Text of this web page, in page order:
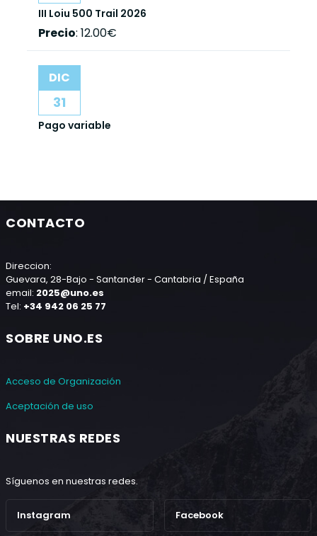
III Loiu 500 Trail 2026
Precio: 12.00€
DIC
31
Pago variable
CONTACTO
Direccion:
Guevara, 28-Bajo - Santander - Cantabria / España
email: 2025@uno.es
Tel: +34 942 06 25 77
SOBRE UNO.ES
Acceso de Organización
Aceptación de uso
NUESTRAS REDES
Síguenos en nuestras redes.
Instagram Facebook